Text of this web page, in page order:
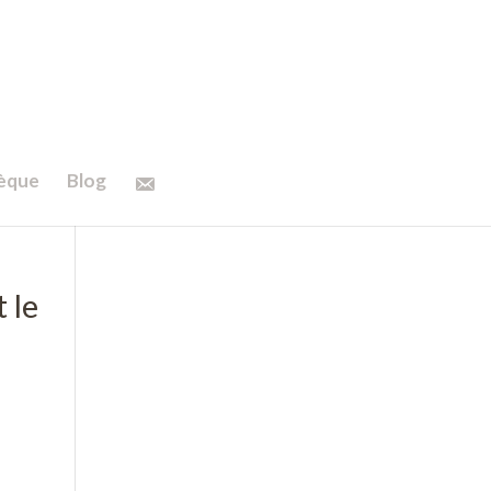
Blog
le